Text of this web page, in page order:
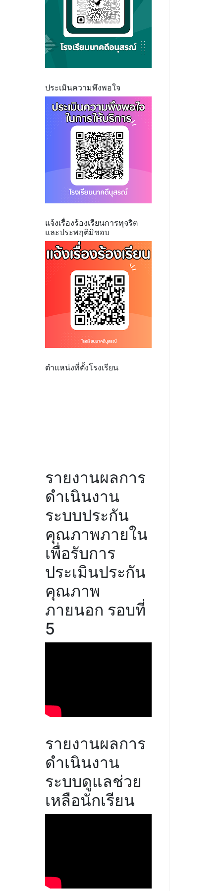
ประเมินความพึงพอใจ
แจ้งเรื่องร้องเรียนการทุจริต
และประพฤติมิชอบ
ตำแหน่งที่ตั้งโรงเรียน
รายงานผลการ
ดำเนินงาน
ระบบประกัน
คุณภาพภายใน
เพื่อรับการ
ประเมินประกัน
คุณภาพ
ภายนอก รอบที่
5
รายงานผลการ
ดำเนินงาน
ระบบดูแลช่วย
เหลือนักเรียน